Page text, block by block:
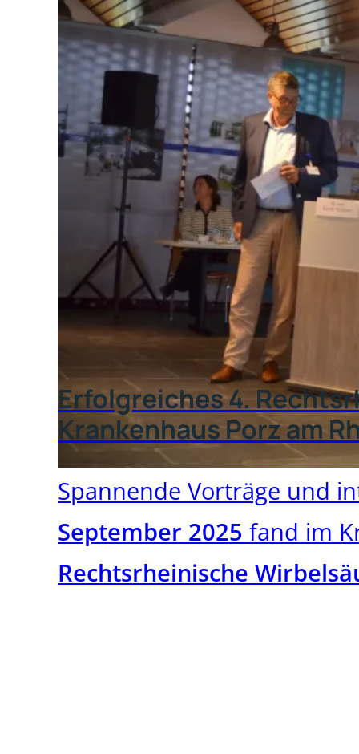
Erfolgreiches 4.
Krankenhaus Porz am
Spannende Vorträge und
September 2025 fand im
Rechtsrheinische